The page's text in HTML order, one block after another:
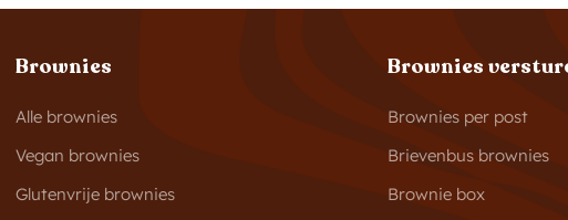
Brownies
Alle brownies
Vegan brownies
Glutenvrije brownies
Brownies
Brownies per post
Brievenbus brownies
Brownie box